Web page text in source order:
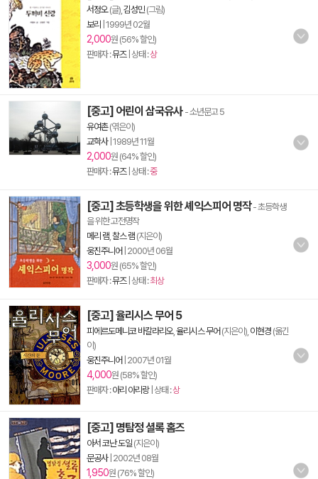
서정오(글), 김성민(그림)
보리 1999년 02월
2,000원 (56% 할인)
판매자 :뮤즈| 상태 :상
[중고] 어린이 삼국유사 - 소년문고 5
유여촌(엮은이)
교학사| 1989년 11월
2,000원 (64% 할인)
판매자 :뮤즈| 상태 :중
[중고] 초등학생을 위한 셰익스피어 명작- 초등학생
을 위한 고전명작
메리 램 찰스 램 (지은이)
웅진주니어 2000년 06월
3,000원 (65% 할인)
판매자 :뮤즈| 상태 :최상
[중고] 율리시스 무어 5
피에르도메니코 바칼라리오, 율리시스 무어 (지은이), 이현경 (옮긴
이)
웅진주니어 2007년 01월
4,000원 (58% 할인)
판매자 :아리 아리랑| 상태 :상
[중고] 명탐정 셜록 홈즈
아서 코난 도일 (지은이)
문공사| 2002년 08월
1,950원 (76% 할인)